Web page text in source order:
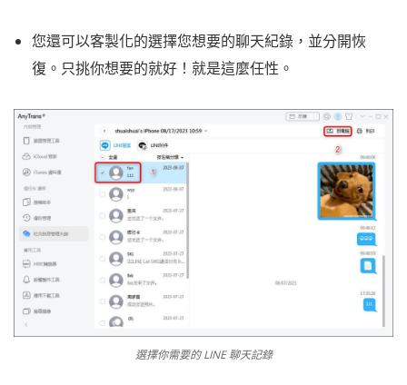
您還可以客製化的選擇您想要的聊天紀錄，並分開恢
復。只挑你想要的就好！就是這麼任性。
選擇你需要的 LINE 聊天記錄